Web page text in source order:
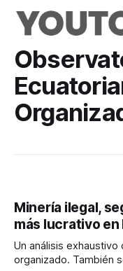
Minería ilegal,
más lucrativo en
Un análisis
organizado. También